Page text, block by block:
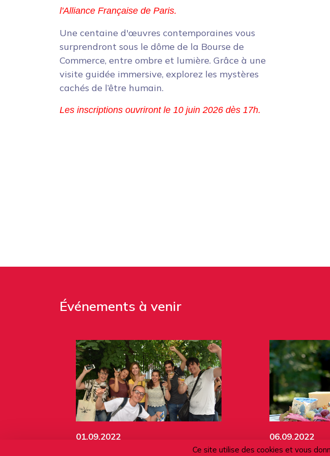
Ce site utilise des cookies et vous
l'Alliance Française de Paris.
Une centaine d'œuvres contemporaines vous
surprendront sous le dôme de la Bourse de
Commerce, entre ombre et lumière. Grâce à une
visite guidée immersive, explorez les mystères
cachés de l’être humain.
Les inscriptions ouvriront le 10 juin 2026 dès 17h.
Événements à venir
01.09.2022 06.09.2022